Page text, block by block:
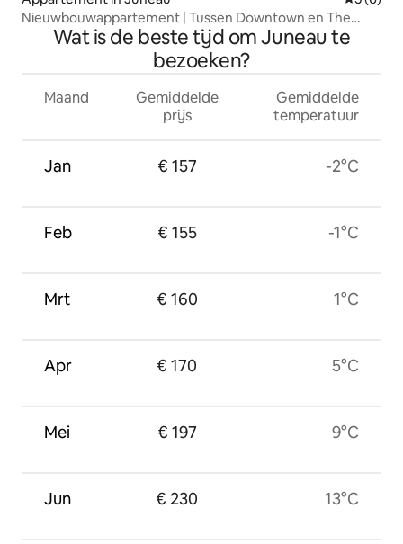
Nieuwbouwappartement | Tussen Downtown en The
ValleyWat is de beste tijd om Juneau te
bezoeken?
Maand
Jan
Feb
Mrt
Apr
Mei
Jun
Gemiddelde
prijs
€ 157
€ 155
€ 160
€ 170
€ 197
€ 230
Gemiddelde
temperatuur
-2°C
-1°C
1°C
5°C
9°C
13°C